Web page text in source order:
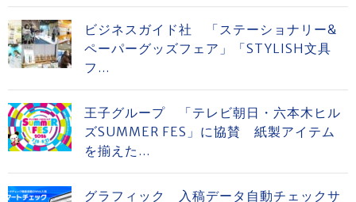
ビジネスガイド社 「ステーショナリー&
ペーパーグッズフェア」「STYLISH文具
フ...
王子グループ 「テレビ朝日・六本木ヒル
ズSUMMER FES」に協賛 紙製アイテム
を揃えた...
グラフィック 入稿データ自動チェックサ